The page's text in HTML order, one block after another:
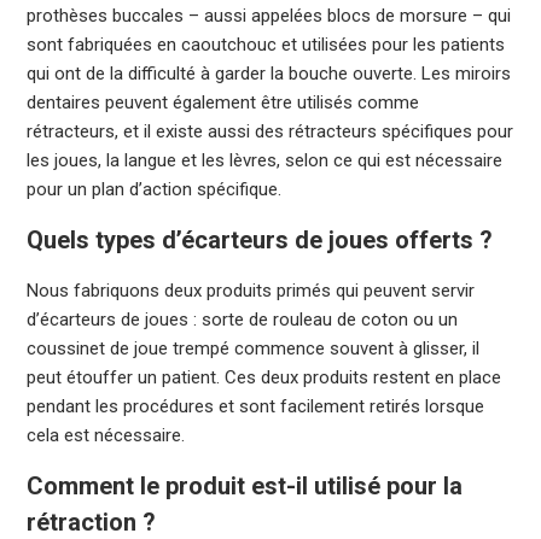
prothèses buccales – aussi appelées blocs de morsure – qui
sont fabriquées en caoutchouc et utilisées pour les patients
qui ont de la difficulté à garder la bouche ouverte. Les miroirs
dentaires peuvent également être utilisés comme
rétracteurs, et il existe aussi des rétracteurs spécifiques pour
les joues, la langue et les lèvres, selon ce qui est nécessaire
pour un plan d’action spécifique.
Quels types d’écarteurs de joues offerts ?
Nous fabriquons deux produits primés qui peuvent servir
d’écarteurs de joues : sorte de rouleau de coton ou un
coussinet de joue trempé commence souvent à glisser, il
peut étouffer un patient. Ces deux produits restent en place
pendant les procédures et sont facilement retirés lorsque
cela est nécessaire.
Comment le produit est-il utilisé pour la
rétraction ?